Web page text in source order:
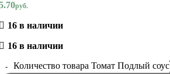
руб.
16 в наличии
16 в наличии
Количество товара Томат Подлый соус